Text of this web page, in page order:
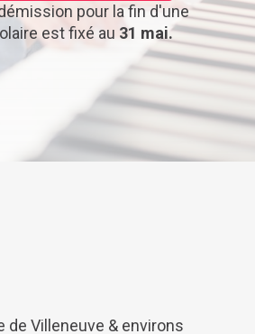
pour la fin d'une
est fixé au 31 mai.
de Villeneuve & environs